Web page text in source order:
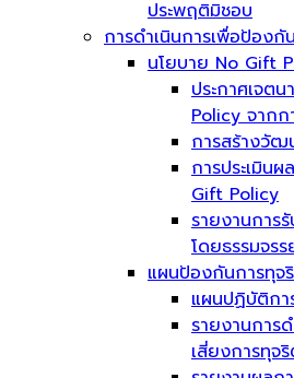
ประพฤติมิชอบ
การดำเนินการเพื่อป้องกั
นโยบาย No Gift
ประกาศเจต
Policy จาก
การสร้างวัฒ
การประเมิน
Gift Policy
รายงานการ
โดยธรรมจรร
แผนป้องกันการทุจ
แผนปฏิบัติกา
รายงานการ
เสี่ยงการทุจ